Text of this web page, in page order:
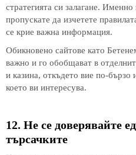
стратегията си залагане.
пропускате да изчетете
се крие важна информация.
Обикновено сайтове като
важно и го обобщават в
и казина, откъдето вие по-бързо
което ви интересува.
12. Не се доверявайте
търсачките